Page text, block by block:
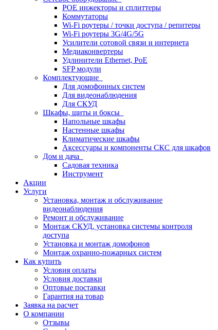
POE инжекторы и сплиттеры
Коммутаторы
Wi-Fi роутеры / точки доступа / репитеры
Wi-Fi роутеры 3G/4G/5G
Усилители сотовой связи и интернета
Медиаконвертеры
Удлинители Ethernet, PoE
SFP модули
Комплектующие
Для домофонных систем
Для видеонаблюдения
Для СКУД
Шкафы, щиты и боксы
Напольные шкафы
Настенные шкафы
Климатические шкафы
Аксессуары и компоненты СКС для шкафов
Дом и дача
Садовая техника
Инструмент
Акции
Услуги
Установка, монтаж и обслуживание
видеонаблюдения
Ремонт и обслуживание
Монтаж СКУД, установка системы контроля
доступа
Установка и монтаж домофонов
Монтаж охранно-пожарных систем
Как купить
Условия оплаты
Условия доставки
Оптовые поставки
Гарантия на товар
Заявка на расчет
О компании
Отзывы